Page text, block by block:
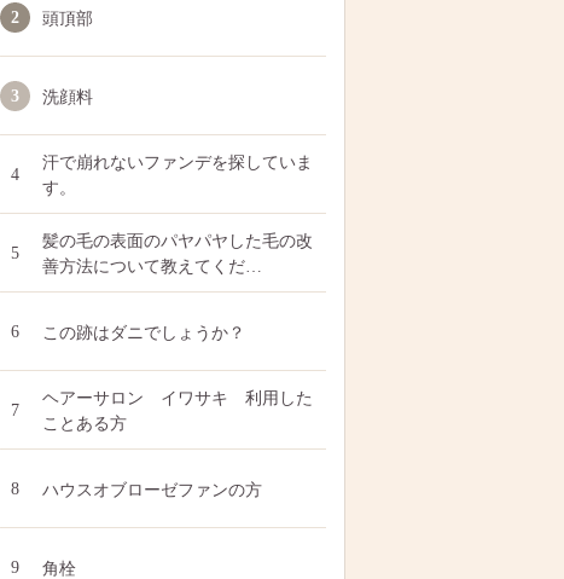
2 頭頂部
3 洗顔料
4
汗で崩れないファンデを探していま
す。
5
髪の毛の表面のパヤパヤした毛の改
善方法について教えてくだ…
6 この跡はダニでしょうか？
7
ヘアーサロン イワサキ 利用した
ことある方
8 ハウスオブローゼファンの方
9 角栓